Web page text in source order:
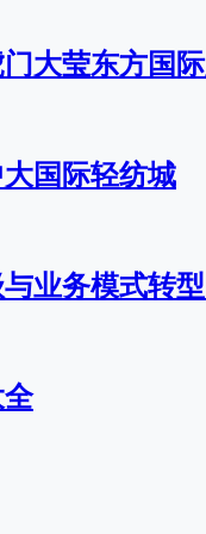
大莹东方国
国际轻纺城
业务模式转